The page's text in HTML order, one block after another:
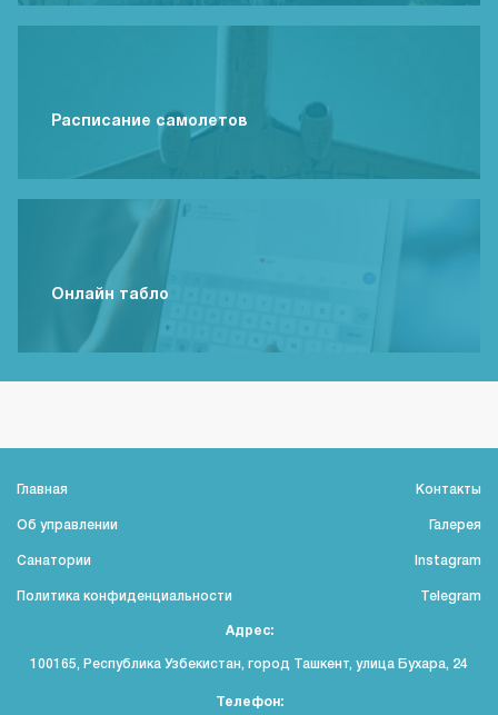
Расписание самолетов
Онлайн табло
Главная
Об управлении
Санатории
Политика конфиденциальности
Контакты
Галерея
Instagram
Telegram
Адрес:
100165, Республика Узбекистан, город Ташкент, улица Бухара, 24
Телефон: